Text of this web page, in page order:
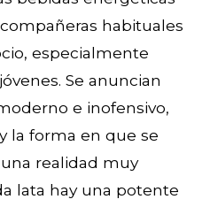
habituales
especialmente
Se anuncian
e inofensivo,
la forma en que se
realidad muy
lata hay una potente